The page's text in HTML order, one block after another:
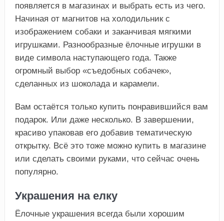
появляется в магазинах и выбрать есть из чего.
Начиная от магнитов на холодильник с
изображением собаки и заканчивая мягкими
игрушками. Разнообразные ёлочные игрушки в
виде символа наступающего года. Также
огромный выбор «съедобных собачек»,
сделанных из шоколада и карамели.
Вам остаётся только купить понравившийся вам
подарок. Или даже несколько. В завершении,
красиво упаковав его добавив тематическую
открытку. Всё это тоже можно купить в магазине
или сделать своими руками, что сейчас очень
популярно.
Украшения на елку
Ёлочные украшения всегда были хорошим